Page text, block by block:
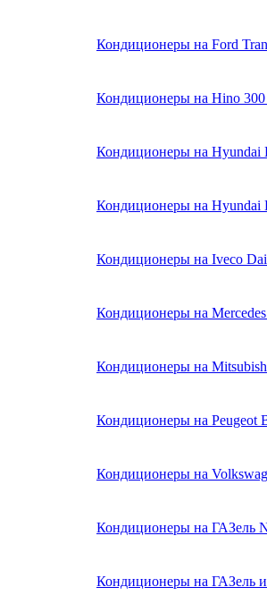
Кондиционеры на Ford
Кондиционеры на Hino
Кондиционеры на Hyundai
Кондиционеры на Hyundai
Кондиционеры на Iveco
Кондиционеры на
Кондиционеры на
Кондиционеры на Peugeot
Кондиционеры на
Кондиционеры на ГАЗель
Кондиционеры на ГАЗель